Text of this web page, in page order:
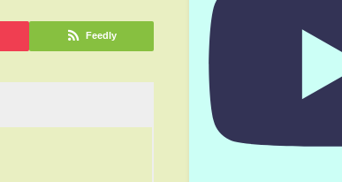
Feedly